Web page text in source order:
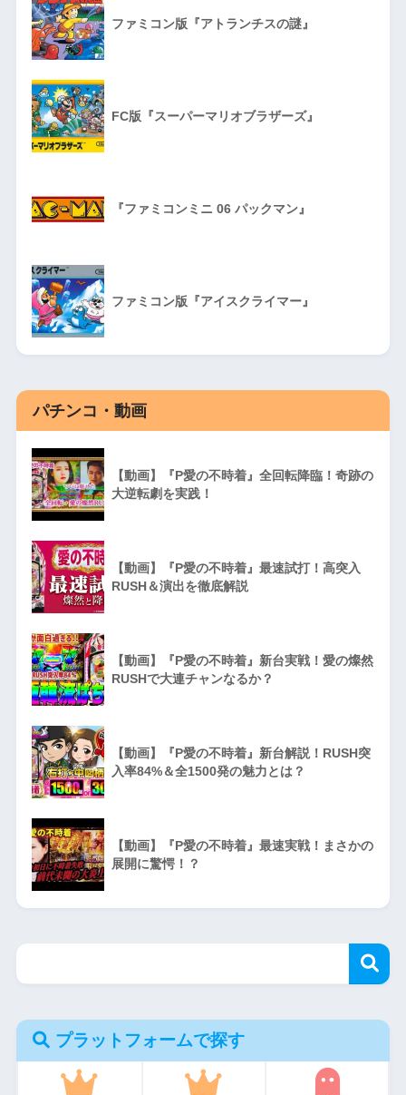
ファミコン版『アトランチスの謎』
FC版『スーパーマリオブラザーズ』
『ファミコンミニ 06 パックマン』
ファミコン版『アイスクライマー』
パチンコ・動画
【動画】『P愛の不時着』全回転降臨！奇跡の
大逆転劇を実践！
【動画】『P愛の不時着』最速試打！高突入
RUSH＆演出を徹底解説
【動画】『P愛の不時着』新台実戦！愛の燦然
RUSHで大連チャンなるか？
【動画】『P愛の不時着』新台解説！RUSH突
入率84%＆全1500発の魅力とは？
【動画】『P愛の不時着』最速実戦！まさかの
展開に驚愕！？
プラットフォームで探す